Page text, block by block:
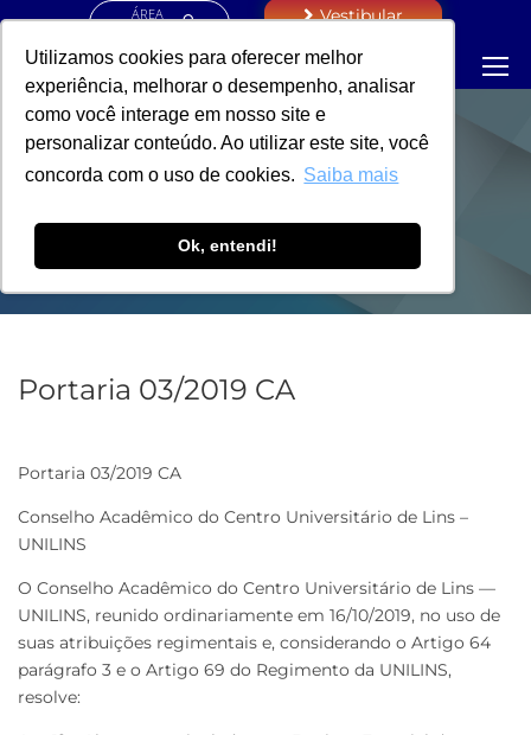
Utilizamos cookies para oferecer melhor
experiência, melhorar o desempenho, analisar
como você interage em nosso site e
personalizar conteúdo. Ao utilizar este site, você
concorda com o uso de cookies. Saiba mais
Ok, entendi!
ÁREA
Vestibular
PORTARIA - VICE-
REITORIA
Portaria 03/2019 CA
Portaria 03/2019 CA
Conselho Acadêmico do Centro Universitário de Lins –
UNILINS
O Conselho Acadêmico do Centro Universitário de Lins —
UNILINS, reunido ordinariamente em 16/10/2019, no uso de
suas atribuições regimentais e, considerando o Artigo 64
parágrafo 3 e o Artigo 69 do Regimento da UNILINS,
resolve: